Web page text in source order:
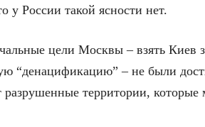
у России такой ясности нет.
цели Москвы – взять Киев
“денацификацию” – не были
разрушенные территории,